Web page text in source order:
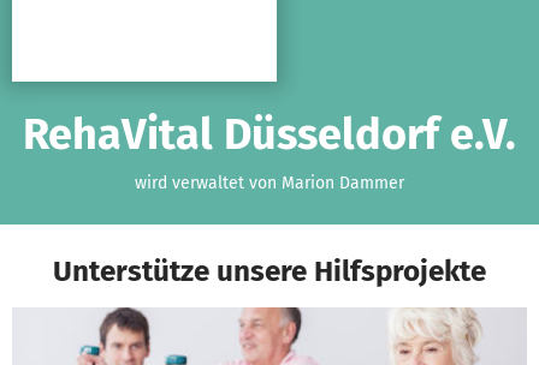
RehaVital Düsseldorf e.V.
wird verwaltet von Marion Dammer
Unterstütze unsere Hilfsprojekte